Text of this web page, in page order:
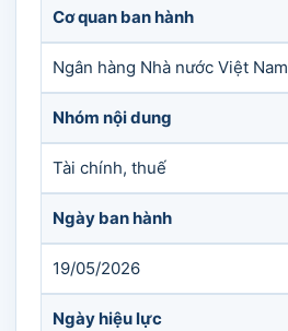
Cơ quan ban hành
Ngân hàng Nhà nước Việt Nam
Nhóm nội dung
Tài chính, thuế
Ngày ban hành
19/05/2026
Ngày hiệu lực